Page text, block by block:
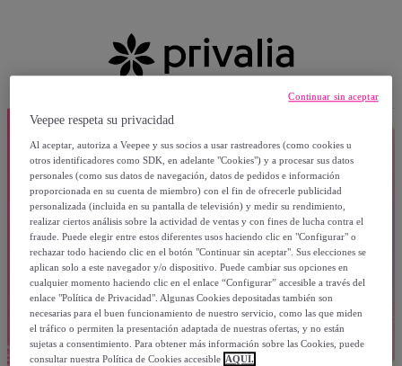
Veepee respeta su privacidad
Al aceptar, autoriza a Veepee y sus socios a usar rastreadores (como cookies u
otros identificadores como SDK, en adelante "Cookies") y a procesar sus datos
personales (como sus datos de navegación, datos de pedidos e información
proporcionada en su cuenta de miembro) con el fin de ofrecerle publicidad
personalizada (incluida en su pantalla de televisión) y medir su rendimiento,
realizar ciertos análisis sobre la actividad de ventas y con fines de lucha contra el
fraude. Puede elegir entre estos diferentes usos haciendo clic en "Configurar" o
rechazar todo haciendo clic en el botón "Continuar sin aceptar". Sus elecciones se
aplican solo a este navegador y/o dispositivo. Puede cambiar sus opciones en
cualquier momento haciendo clic en el enlace “Configurar” accesible a través del
enlace "Política de Privacidad". Algunas Cookies depositadas también son
necesarias para el buen funcionamiento de nuestro servicio, como las que miden
el tráfico o permiten la presentación adaptada de nuestras ofertas, y no están
sujetas a consentimiento. Para obtener más información sobre las Cookies, puede
consultar nuestra Política de Cookies accesible AQUÍ.
Continuar sin aceptar